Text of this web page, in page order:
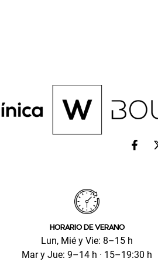
HORARIO DE VERANO
Lun, Mié y Vie: 8–15 h
Mar y Jue: 9–14 h · 15–19:30 h